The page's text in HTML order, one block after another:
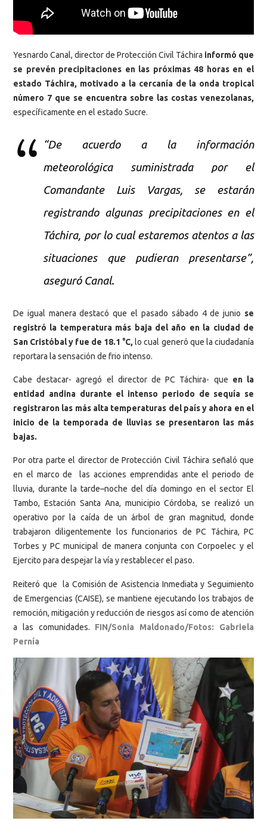
Yesnardo Canal, director de Protección Civil Táchira informó que
se prevén precipitaciones en las próximas 48 horas en el
estado Táchira, motivado a la cercanía de la onda tropical
número 7 que se encuentra sobre las costas venezolanas,
específicamente en el estado Sucre.
“De acuerdo a la información
meteorológica suministrada por el
Comandante Luis Vargas, se estarán
registrando algunas precipitaciones en el
Táchira, por lo cual estaremos atentos a las
situaciones que pudieran presentarse”,
aseguró Canal.
De igual manera destacó que el pasado sábado 4 de junio se
registró la temperatura más baja del año en la ciudad de
San Cristóbal y fue de 18.1 °C,lo cual generó que la ciudadanía
reportara la sensación de frio intenso.
Cabe destacar- agregó el director de PC Táchira- que en la
entidad andina durante el intenso periodo de sequía se
registraron las más alta temperaturas del país y ahora en el
inicio de la temporada de lluvias se presentaron las más
bajas.
Por otra parte el director de Protección Civil Táchira señaló que
en el marco de las acciones emprendidas ante el periodo de
lluvia, durante la tarde–noche del día domingo en el sector El
Tambo, Estación Santa Ana, municipio Córdoba, se realizó un
operativo por la caída de un árbol de gran magnitud, donde
trabajaron diligentemente los funcionarios de PC Táchira, PC
Torbes y PC municipal de manera conjunta con Corpoelec y el
Ejercito para despejar la vía y restablecer el paso.
Reiteró que la Comisión de Asistencia Inmediata y Seguimiento
de Emergencias (CAISE), se mantiene ejecutando los trabajos de
remoción, mitigación y reducción de riesgos así como de atención
a las comunidades. FIN/Sonia Maldonado/Fotos: Gabriela
Pernía